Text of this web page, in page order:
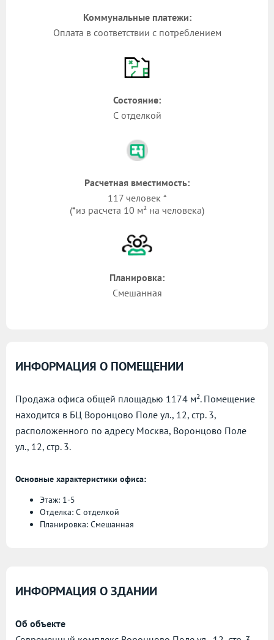
Коммунальные платежи:
Оплата в соответствии с потреблением
Состояние:
С отделкой
Расчетная вместимость:
117 человек *
(*из расчета 10 м² на человека)
Планировка:
Смешанная
ИНФОРМАЦИЯ О ПОМЕЩЕНИИ
Продажа офиса общей площадью 1174 м². Помещение
находится в БЦ Воронцово Поле ул., 12, стр. 3,
расположенного по адресу Москва, Воронцово Поле
ул., 12, стр. 3.
Основные характеристики офиса:
Этаж: 1-5
Отделка: С отделкой
Планировка: Смешанная
ИНФОРМАЦИЯ О ЗДАНИИ
Об объекте